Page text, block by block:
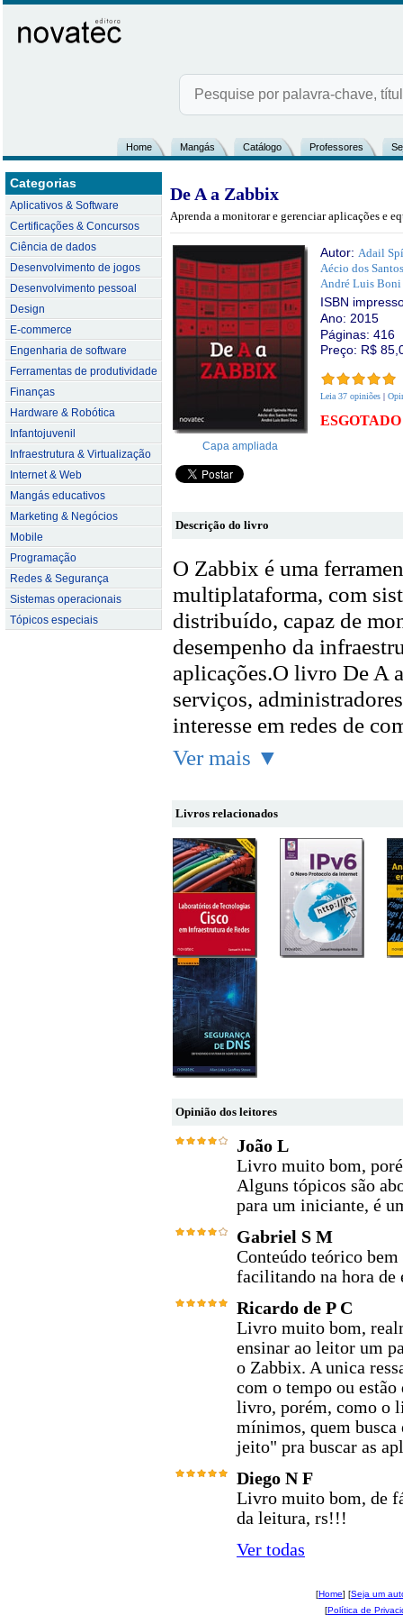
Home Mangás Catálogo Professores
Categorias
Aplicativos & Software
Certificações & Concursos
Ciência de dados
Desenvolvimento de jogos
Desenvolvimento pessoal
Design
E-commerce
Engenharia de software
Ferramentas de produtividade
Finanças
Hardware & Robótica
Infantojuvenil
Infraestrutura & Virtualização
Internet & Web
Mangás educativos
Marketing & Negócios
Mobile
Programação
Redes & Segurança
Sistemas operacionais
Tópicos especiais
De A a Zabbix
Aprenda a monitorar e gerenciar aplicações e
Capa ampliada
Autor: Adail
Aécio dos
André Luis Boni
ISBN
Ano: 2015
Páginas: 416
Preço: R$
Leia 37 opiniões |
ESGOTADO
Descrição do livro
O Zabbix é uma
multiplataforma, com
distribuído, capaz de
desempenho da
aplicações.O livro De A
serviços,
interesse em redes de
Ver mais ▼
Livros relacionados
Opinião dos leitores
João L
Livro muito bom,
Alguns tópicos são
para um iniciante, é
Gabriel S M
Conteúdo teórico
facilitando na hora de
Ricardo de P C
Livro muito bom,
ensinar ao leitor um
o Zabbix. A unica
com o tempo ou
livro, porém, como o
mínimos, quem busca
jeito" pra buscar as
Diego N F
Livro muito bom, de
da leitura, rs!!!
Ver todas
[Home] [Seja um
[Política de